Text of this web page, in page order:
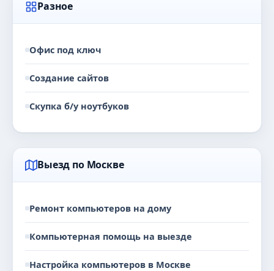
Разное
Офис под ключ
Создание сайтов
Скупка б/у ноутбуков
Выезд по Москве
Ремонт компьютеров на дому
Компьютерная помощь на выезде
Настройка компьютеров в Москве